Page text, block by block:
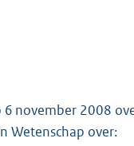
6 november 2008
Wetenschap over: